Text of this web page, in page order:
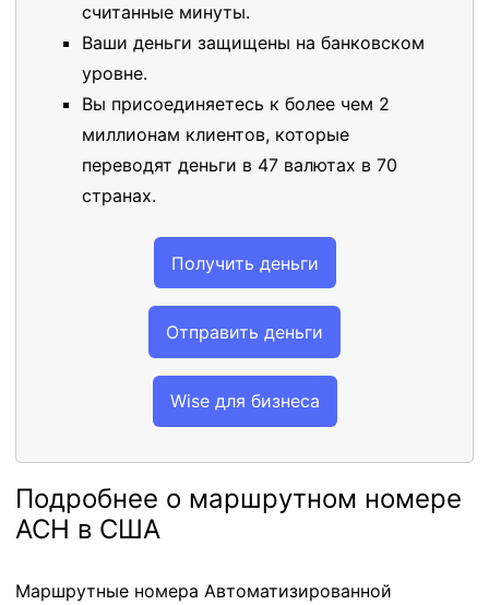
считанные минуты.
Ваши деньги защищены на банковском
уровне.
Вы присоединяетесь к более чем 2
миллионам клиентов, которые
переводят деньги в 47 валютах в 70
странах.
Получить деньги
Отправить деньги
Wise для бизнеса
Подробнее о маршрутном номере
ACH в США
Маршрутные номера Автоматизированной